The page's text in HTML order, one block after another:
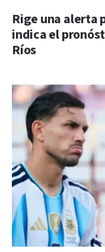
Rige una alerta
indica el
Ríos